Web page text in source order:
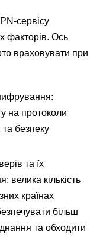
сервісу
факторів. Ось
враховувати при
на протоколи
безпеку
та їх
велика кількість
країнах
більш
та обходити